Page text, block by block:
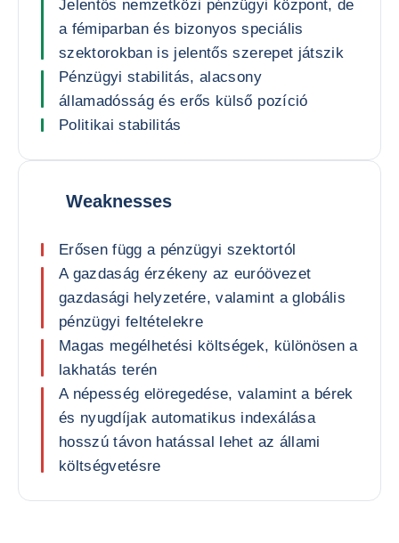
Jelentős nemzetközi pénzügyi központ, de
a fémiparban és bizonyos speciális
szektorokban is jelentős szerepet játszik
Pénzügyi stabilitás, alacsony
államadósság és erős külső pozíció
Politikai stabilitás
Weaknesses
Erősen függ a pénzügyi szektortól
A gazdaság érzékeny az euróövezet
gazdasági helyzetére, valamint a globális
pénzügyi feltételekre
Magas megélhetési költségek, különösen a
lakhatás terén
A népesség elöregedése, valamint a bérek
és nyugdíjak automatikus indexálása
hosszú távon hatással lehet az állami
költségvetésre